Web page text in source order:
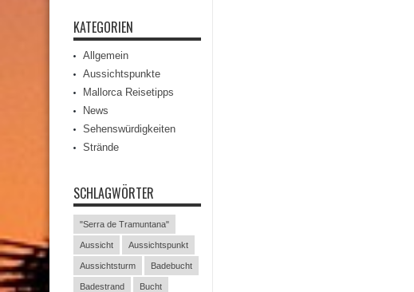
KATEGORIEN
Allgemein
Aussichtspunkte
Mallorca Reisetipps
News
Sehenswürdigkeiten
Strände
SCHLAGWÖRTER
"Serra de Tramuntana"
Aussicht Aussichtspunkt
Aussichtsturm Badebucht
Badestrand Bucht